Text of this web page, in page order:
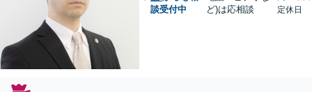
談受付中
ど)は応相談
定休日